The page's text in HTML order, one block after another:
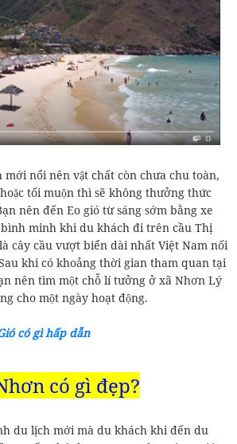
mới nổi nên vật chất còn chưa chu toàn,
tối muộn thì sẽ không thưởng thức
nên đến Eo gió từ sáng sớm bằng xe
minh khi du khách đi trên cầu Thị
cây cầu vượt biển dài nhất Việt Nam nối
khi có khoảng thời gian tham quan tại
nên tìm một chỗ lí tưởng ở xã Nhơn Lý
cho một ngày hoạt động.
có gì hấp dẫn
có gì đẹp?
du lịch mới mà du khách khi đến du